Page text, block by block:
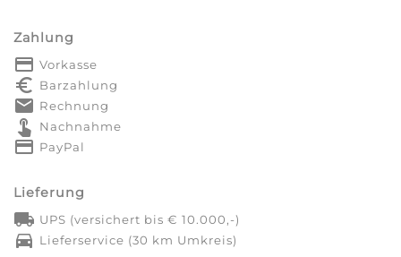
Zahlung
payment Vorkasse
euro_symbol Barzahlung
markunread Rechnung
touch_app Nachnahme
credit_card PayPal
Lieferung
local_shipping UPS (versichert bis € 10.000,-)
directions_car Lieferservice (30 km Umkreis)